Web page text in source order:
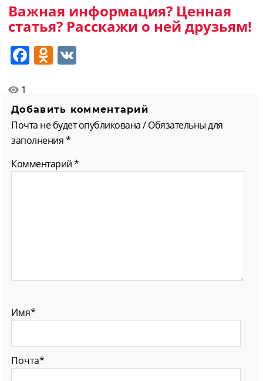
Важная информация? Ценная
статья? Расскажи о ней друзьям!
Facebook
Odnoklassniki
1
Добавить комментарий
Почта не будет опубликована / Обязательны для
заполнения *
Комментарий*
Имя*
Почта*